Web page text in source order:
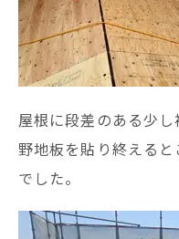
屋根に段差のある少し
野地板を貼り終える
でした。